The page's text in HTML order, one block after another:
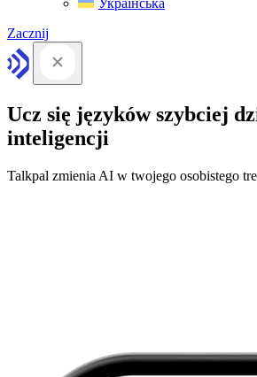
Українська
Zacznij
Ucz się języków szybciej
inteligencji
Talkpal zmienia AI w twojego osobistego